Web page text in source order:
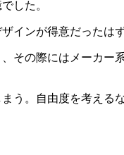
した。
インが得意だったはず
その際にはメーカー
う。自由度を考える